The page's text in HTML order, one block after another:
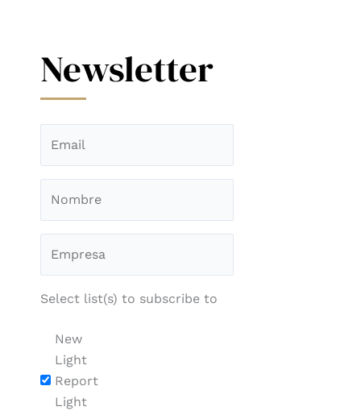
Newsletter
Select list(s) to subscribe to
New
Light
Report
Light